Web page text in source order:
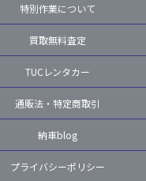
特別作業について
買取無料査定
TUCレンタカー
通販法・特定商取引
納車blog
プライバシーポリシー